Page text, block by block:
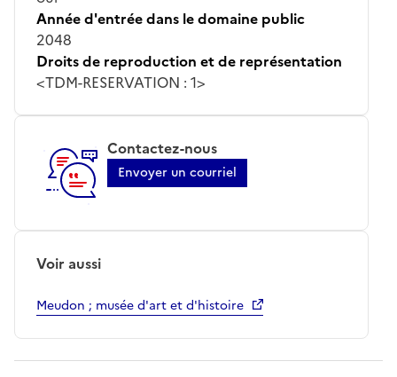
Année d'entrée dans le domaine public
2048
Droits de reproduction et de représentation
<TDM-RESERVATION : 1>
Contactez-nous
Envoyer un courriel
Voir aussi
Meudon ; musée d'art et d'histoire